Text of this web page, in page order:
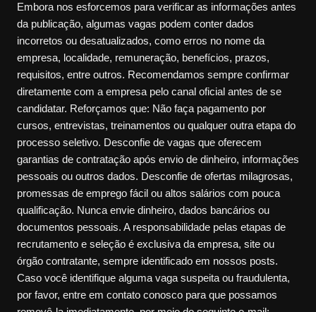
Embora nos esforcemos para verificar as informações antes
da publicação, algumas vagas podem conter dados
incorretos ou desatualizados, como erros no nome da
empresa, localidade, remuneração, benefícios, prazos,
requisitos, entre outros. Recomendamos sempre confirmar
diretamente com a empresa pelo canal oficial antes de se
candidatar. Reforçamos que: Não faça pagamento por
cursos, entrevistas, treinamentos ou qualquer outra etapa do
processo seletivo. Desconfie de vagas que oferecem
garantias de contratação após envio de dinheiro, informações
pessoais ou outros dados. Desconfie de ofertas milagrosas,
promessas de emprego fácil ou altos salários com pouca
qualificação. Nunca envie dinheiro, dados bancários ou
documentos pessoais. A responsabilidade pelas etapas de
recrutamento e seleção é exclusiva da empresa, site ou
órgão contratante, sempre identificado em nossos posts.
Caso você identifique alguma vaga suspeita ou fraudulenta,
por favor, entre em contato conosco para que possamos